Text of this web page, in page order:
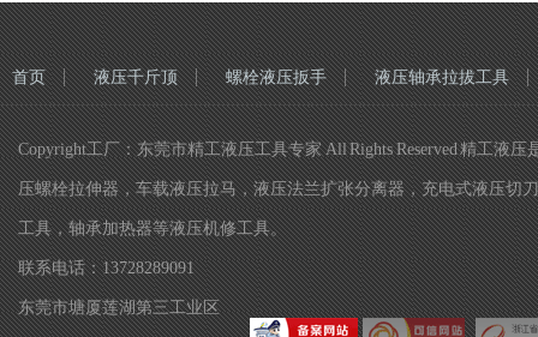
首页 液压千斤顶 螺栓液压扳手 液压轴承拉拔工具
Copyright工厂：东莞市精工液压工具专家 All Rights Reserved 精工
压螺栓拉伸器，车载液压拉马，液压法兰扩张分离器，充电式液压切
工具，轴承加热器等液压机修工具。
联系电话：13728289091
东莞市塘厦莲湖第三工业区